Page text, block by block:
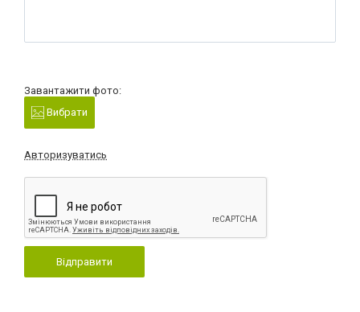
Завантажити фото:
Вибрати
Авторизуватись
Відправити